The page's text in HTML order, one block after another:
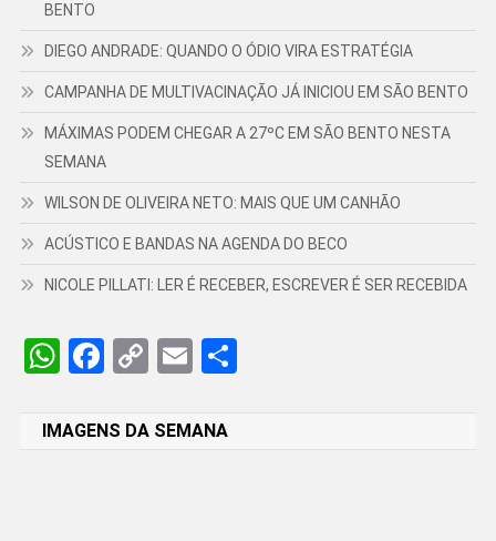
BENTO
DIEGO ANDRADE: QUANDO O ÓDIO VIRA ESTRATÉGIA
CAMPANHA DE MULTIVACINAÇÃO JÁ INICIOU EM SÃO BENTO
MÁXIMAS PODEM CHEGAR A 27ºC EM SÃO BENTO NESTA
SEMANA
WILSON DE OLIVEIRA NETO: MAIS QUE UM CANHÃO
ACÚSTICO E BANDAS NA AGENDA DO BECO
NICOLE PILLATI: LER É RECEBER, ESCREVER É SER RECEBIDA
WhatsApp
Facebook
CopyEmailShare
IMAGENS DA SEMANA